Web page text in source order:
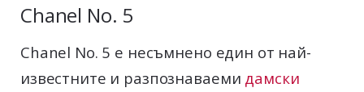
Chanel No. 5
Chanel No. 5 е несъмнено един от най-
известните и разпознаваеми дамски